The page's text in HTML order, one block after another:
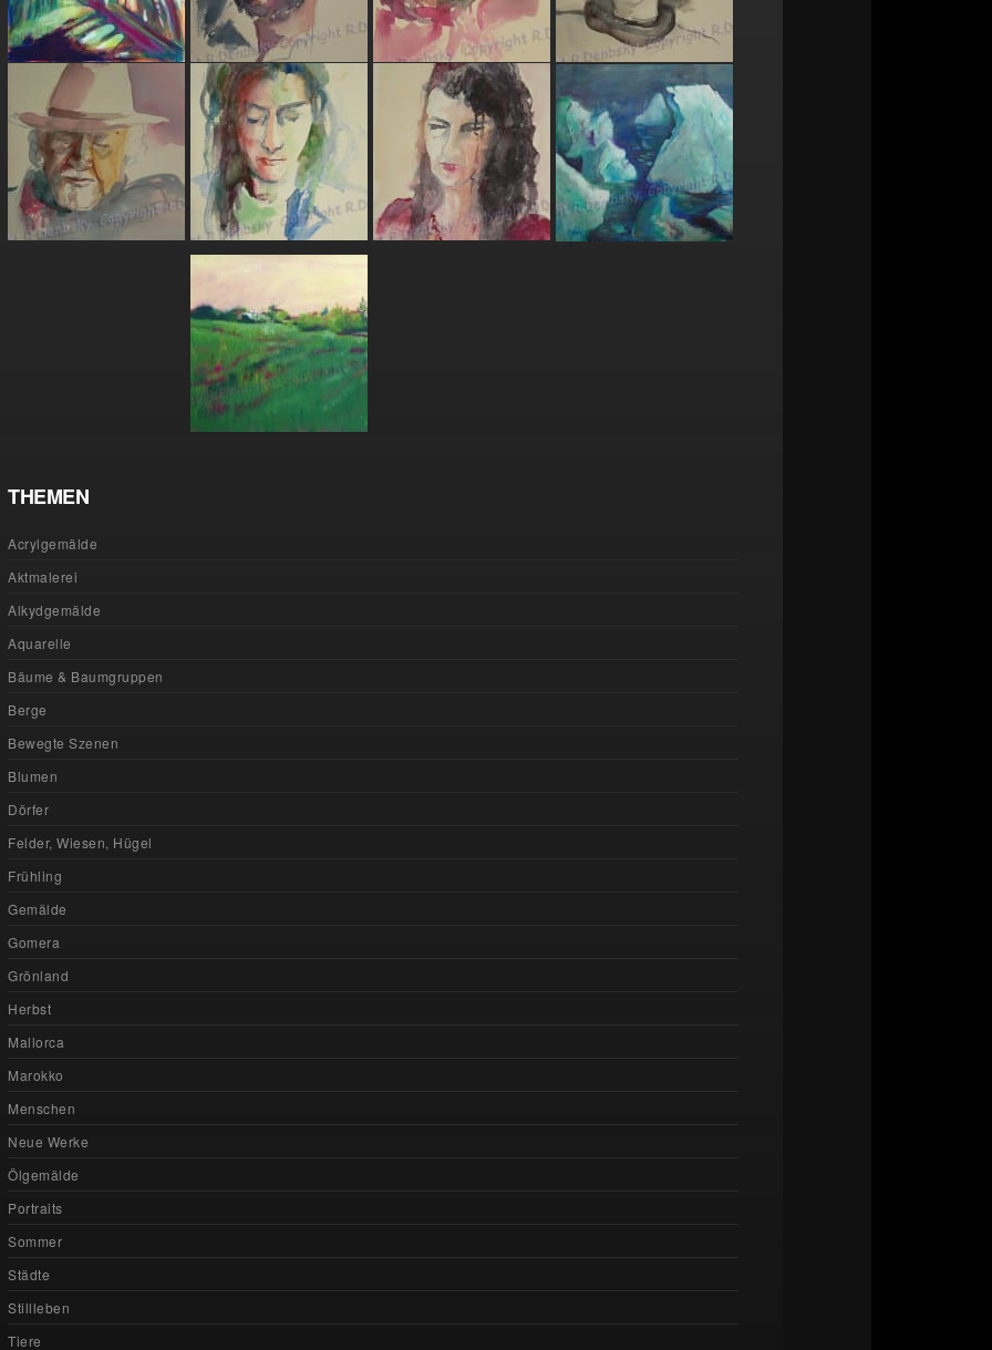
THEMEN
Acrylgemälde
Aktmalerei
Alkydgemälde
Aquarelle
Bäume & Baumgruppen
Berge
Bewegte Szenen
Blumen
Dörfer
Felder, Wiesen, Hügel
Frühling
Gemälde
Gomera
Grönland
Herbst
Mallorca
Marokko
Menschen
Neue Werke
Ölgemälde
Portraits
Sommer
Städte
Stillleben
Tiere